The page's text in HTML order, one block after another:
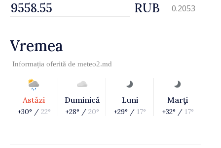
RUB 0.2053
Vremea
Informația oferită de meteo2.md
Astăzi
+30° / 22°
Duminică
+28° / 20°
Luni
+29° / 17°
Marţi
+32° / 17°